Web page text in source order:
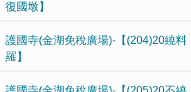
復國墩】
護國寺(金湖免稅廣場)-【(204)20繞料
羅】